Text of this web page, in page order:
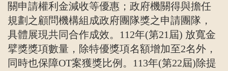
關申請權利金減收等優惠；政府機關得與擔任
規劃之顧問機構組成政府團隊獎之申請團隊，
具體展現共同合作成效。 112年(第21 屆) 放寬金
擘獎獎項數量，除特優獎項名額增加至2名外，
同時也保障OT案獲獎比例。 113年(第22屆)除提